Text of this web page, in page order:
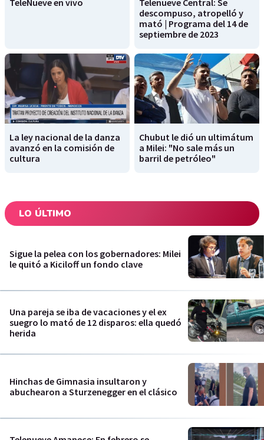
TeleNueve en vivo
Telenueve Central: Se
descompuso, atropelló y
mató | Programa del 14 de
septiembre de 2023
La ley nacional de la danza
avanzó en la comisión de
cultura
Chubut le dió un ultimátum
a Milei: "No sale más un
barril de petróleo"
LO ÚLTIMO
Sigue la pelea con los gobernadores: Milei
le quitó a Kiciloff un fondo clave
Una pareja se iba de vacaciones y el ex
suegro lo mató de 12 disparos: ella quedó
herida
Hinchas de Gimnasia insultaron y
abuchearon a Sturzenegger en el clásico